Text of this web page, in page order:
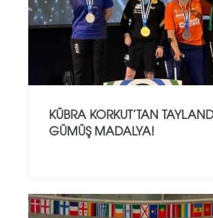
KÜBRA KORKUT’TAN
GÜMÜŞ MADALYA!